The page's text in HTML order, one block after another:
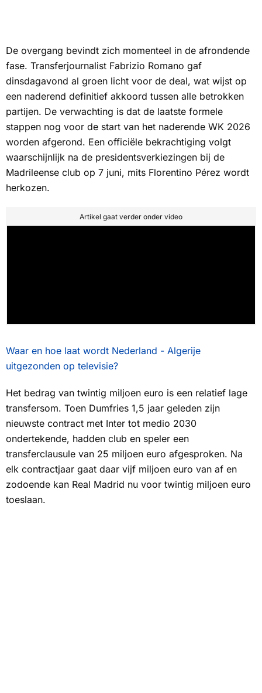
De overgang bevindt zich momenteel in de afrondende
fase. Transferjournalist Fabrizio Romano gaf
dinsdagavond al groen licht voor de deal, wat wijst op
een naderend definitief akkoord tussen alle betrokken
partijen. De verwachting is dat de laatste formele
stappen nog voor de start van het naderende WK 2026
worden afgerond. Een officiële bekrachtiging volgt
waarschijnlijk na de presidentsverkiezingen bij de
Madrileense club op 7 juni, mits Florentino Pérez wordt
herkozen.
Artikel gaat verder onder video
Waar en hoe laat wordt Nederland - Algerije
uitgezonden op televisie?
Het bedrag van twintig miljoen euro is een relatief lage
transfersom. Toen Dumfries 1,5 jaar geleden zijn
nieuwste contract met Inter tot medio 2030
ondertekende, hadden club en speler een
transferclausule van 25 miljoen euro afgesproken. Na
elk contractjaar gaat daar vijf miljoen euro van af en
zodoende kan Real Madrid nu voor twintig miljoen euro
toeslaan.